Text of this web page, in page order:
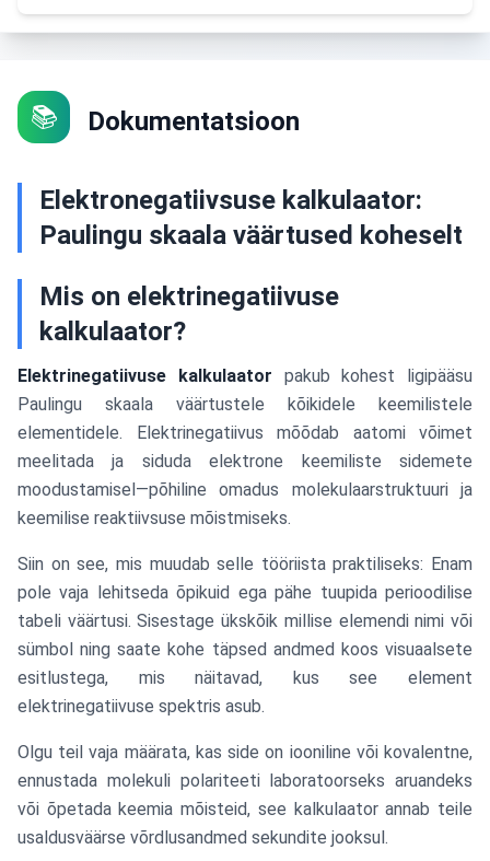
📚 Dokumentatsioon
Elektronegatiivsuse kalkulaator:
Paulingu skaala väärtused koheselt
Mis on elektrinegatiivuse
kalkulaator?
Elektrinegatiivuse kalkulaator pakub kohest ligipääsu
Paulingu skaala väärtustele kõikidele keemilistele
elementidele. Elektrinegatiivus mõõdab aatomi võimet
meelitada ja siduda elektrone keemiliste sidemete
moodustamisel—põhiline omadus molekulaarstruktuuri ja
keemilise reaktiivsuse mõistmiseks.
Siin on see, mis muudab selle tööriista praktiliseks: Enam
pole vaja lehitseda õpikuid ega pähe tuupida perioodilise
tabeli väärtusi. Sisestage ükskõik millise elemendi nimi või
sümbol ning saate kohe täpsed andmed koos visuaalsete
esitlustega, mis näitavad, kus see element
elektrinegatiivuse spektris asub.
Olgu teil vaja määrata, kas side on iooniline või kovalentne,
ennustada molekuli polariteeti laboratoorseks aruandeks
või õpetada keemia mõisteid, see kalkulaator annab teile
usaldusväärse võrdlusandmed sekundite jooksul.